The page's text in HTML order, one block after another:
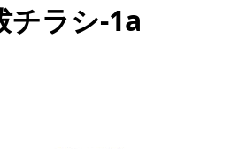
チラシ-1a